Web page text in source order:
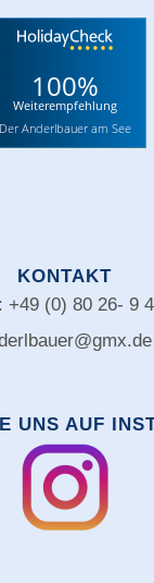
100%
Weiterempfehlung
Der Anderlbauer am See
KONTAKT
+49 (0) 80 26- 9
UNS AUF